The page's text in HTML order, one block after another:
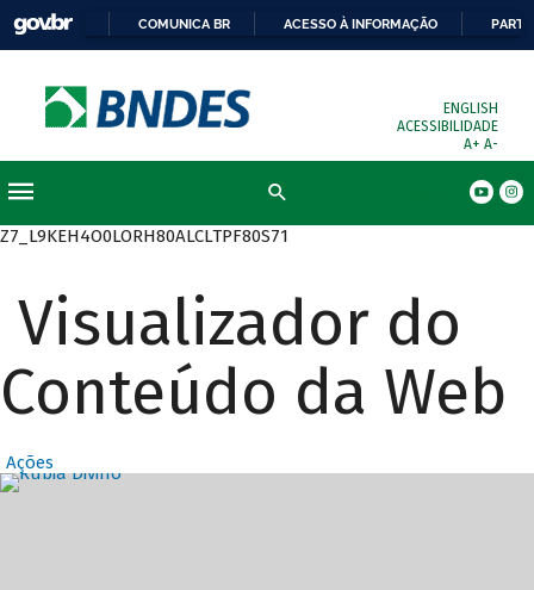
COMUNICA BR ACESSO À INFORMAÇÃO
ENGLISH
ACESSIBILIDADE
A+ A-
Z7_L9KEH4O0LORH80ALCLTPF80S71
Visualizador do
Conteúdo da Web
Ações
Destaques